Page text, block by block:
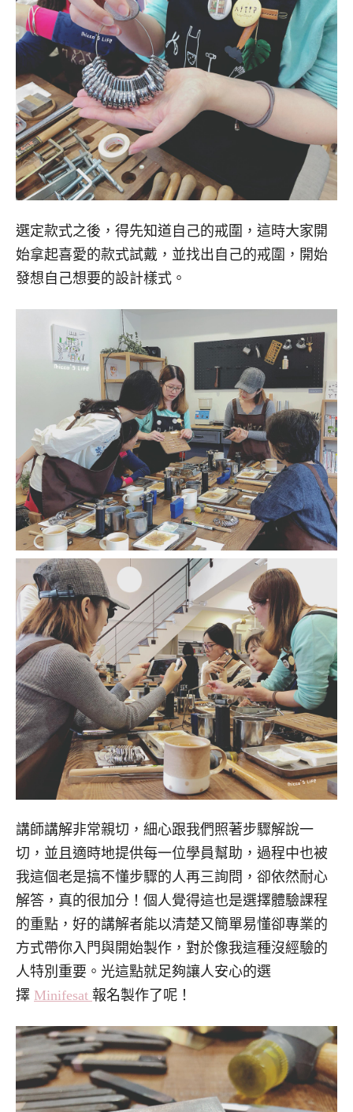
選定款式之後，得先知道自己的戒圍，這時大家開
始拿起喜愛的款式試戴，並找出自己的戒圍，開始
發想自己想要的設計樣式。
講師講解非常親切，細心跟我們照著步驟解說一
切，並且適時地提供每一位學員幫助，過程中也被
我這個老是搞不懂步驟的人再三詢問，卻依然耐心
解答，真的很加分！個人覺得這也是選擇體驗課程
的重點，好的講解者能以清楚又簡單易懂卻專業的
方式帶你入門與開始製作，對於像我這種沒經驗的
人特別重要。光這點就足夠讓人安心的選
擇 Minifesat 報名製作了呢！